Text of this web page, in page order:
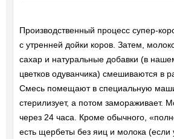
Производственный процесс супер-
с утренней дойки коров. Затем,
сахар и натуральные добавки (в
цветков одуванчика) смешиваются в
Смесь помещают в специальную
стерилизует, а потом замораживает.
через 24 часа. Кроме обычного,
есть щербеты без яиц и молока (если